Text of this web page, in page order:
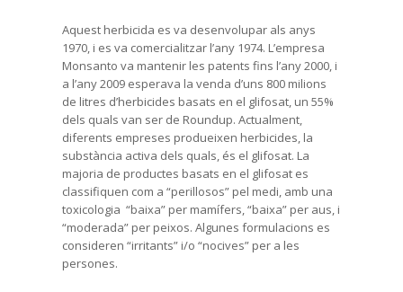
Aquest herbicida es va desenvolupar als anys
1970, i es va comercialitzar l’any 1974. L’empresa
Monsanto va mantenir les patents fins l’any 2000, i
a l’any 2009 esperava la venda d’uns 800 milions
de litres d’herbicides basats en el glifosat, un 55%
dels quals van ser de Roundup. Actualment,
diferents empreses produeixen herbicides, la
substància activa dels quals, és el glifosat. La
majoria de productes basats en el glifosat es
classifiquen com a “perillosos” pel medi, amb una
toxicologia “baixa” per mamífers, “baixa” per aus, i
“moderada” per peixos. Algunes formulacions es
consideren “irritants” i/o “nocives” per a les
persones.